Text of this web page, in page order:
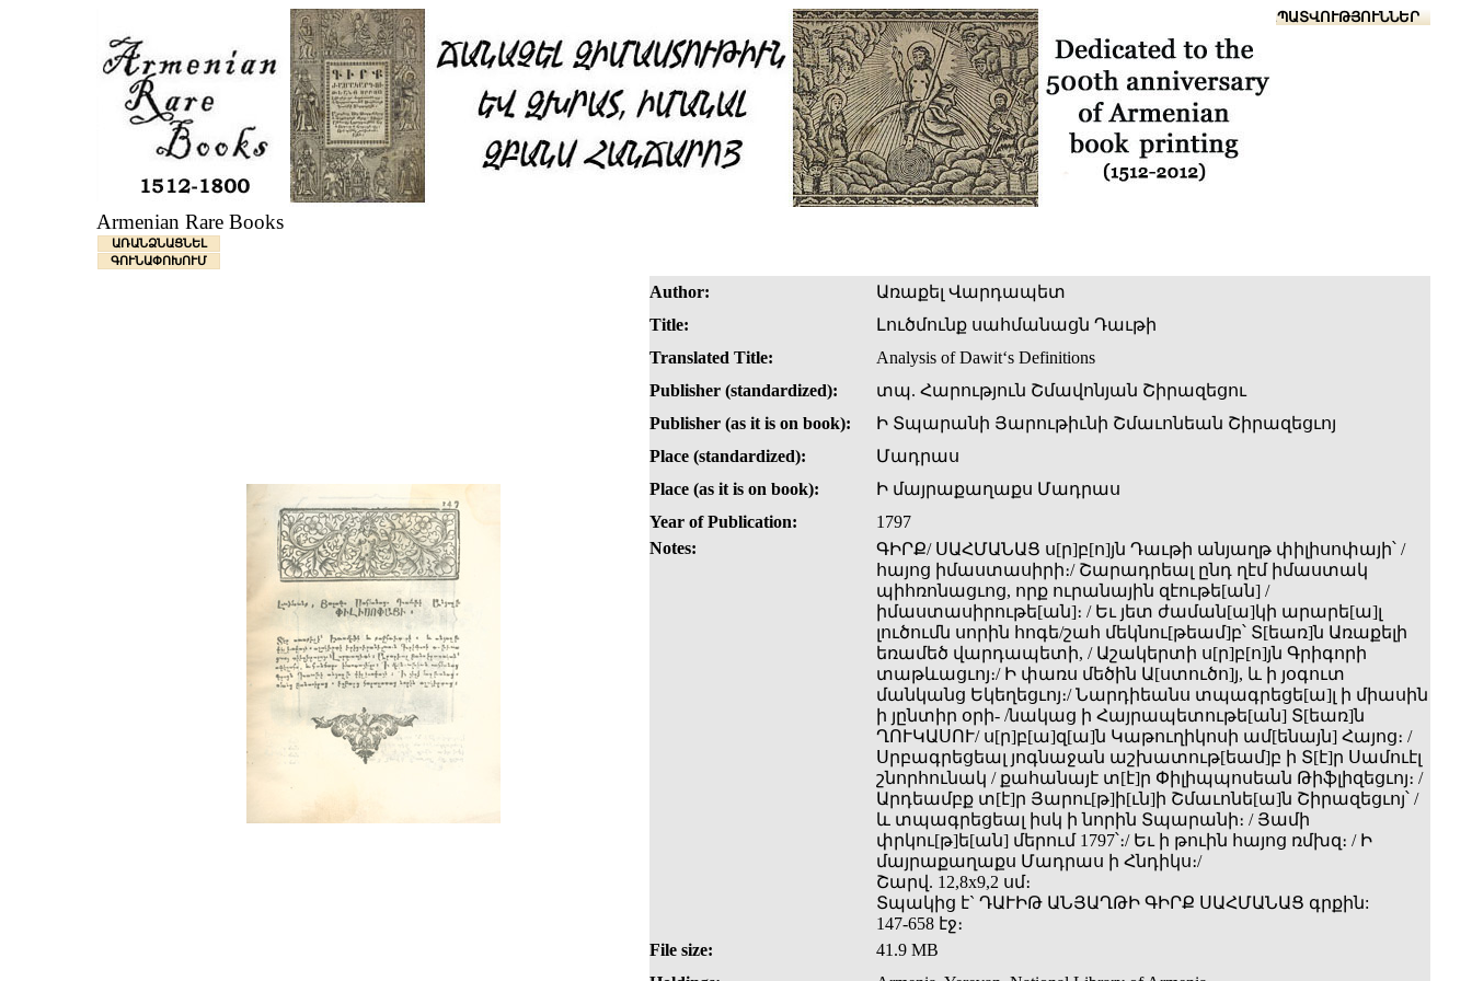
ՆԱԽԱՊԱՏՎՈՒԹՅՈՒՆՆԵՐ
Armenian Rare Books
ԱՌԱՆՁՆԱՑՆԵԼ
ԳՈՒՆԱՓՈԽՈՒՄ
Author:
Առաքել Վարդապետ
Title:
Լուծմունք սահմանացն Դաւթի
Translated Title:
Analysis of Dawit‘s Definitions
Publisher (standardized):
տպ. Հարություն Շմավոնյան Շիրազեցու
Publisher (as it is on book):
Ի Տպարանի Յարութիւնի Շմաւոնեան Շիրազեցւոյ
Place (standardized):
Մադրաս
Place (as it is on book):
Ի մայրաքաղաքս Մադրաս
Year of Publication:
1797
Notes:
ԳԻՐՔ/ ՍԱՀՄԱՆԱՑ ս[ր]բ[ո]յն Դաւթի անյաղթ փիլիսոփայի՝ /
հայոց իմաստասիրի։/ Շարադրեալ ընդ ղէմ իմաստակ
պիհռոնացւոց, որք ուրանային զէութե[ան] /
իմաստասիրութե[ան]։ / Եւ յետ ժաման[ա]կի արարե[ա]լ
լուծումն սորին հոգե/շահ մեկնու[թեամ]բ՝ Տ[եառ]ն Առաքելի
եռամեծ վարդապետի, / Աշակերտի ս[ր]բ[ո]յն Գրիգորի
տաթևացւոյ։/ Ի փառս մեծին Ա[ստուծո]յ, և ի յօգուտ
մանկանց Եկեղեցւոյ։/ Նարդիեանս տպագրեցե[ա]լ ի միասին
ի յընտիր օրի- /նակաց ի Հայրապետութե[ան] Տ[եառ]ն
ՂՈՒԿԱՍՈՒ/ ս[ր]բ[ա]զ[ա]ն Կաթուղիկոսի ամ[ենայն] Հայոց։ /
Սրբագրեցեալ յոգնաջան աշխատութ[եամ]բ ի Տ[է]ր Սամուէլ
շնորհունակ / քահանայէ տ[է]ր Փիլիպպոսեան Թիֆլիզեցւոյ։ /
Արդեամբք տ[է]ր Յարու[թ]ի[ւն]ի Շմաւոնե[ա]ն Շիրազեցւոյ՝ /
և տպագրեցեալ իսկ ի նորին Տպարանի։ / Յամի
փրկու[թ]ե[ան] մերում 1797՝։/ Եւ ի թուին հայոց ռմխզ։ / Ի
մայրաքաղաքս Մադրաս ի Հնդիկս։/
Շարվ. 12,8x9,2 սմ։
Տպակից է` ԴԱՒԻԹ ԱՆՅԱՂԹԻ ԳԻՐՔ ՍԱՀՄԱՆԱՑ գրքին:
147-658 էջ։
File size:
41.9 MB